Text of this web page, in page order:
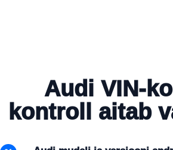
Audi VIN-
kontroll aitab